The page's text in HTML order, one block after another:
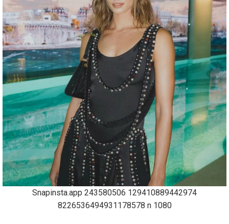
Snapinsta.app 243580506 129410889442974
8226536494931178578 n 1080